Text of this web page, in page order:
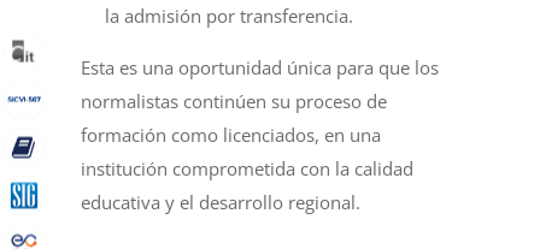
la admisión por transferencia.
Esta es una oportunidad única para que los
normalistas continúen su proceso de
formación como licenciados, en una
institución comprometida con la calidad
educativa y el desarrollo regional.